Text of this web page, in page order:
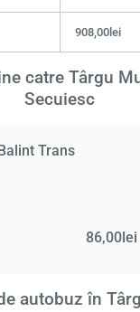
908,00lei
catre Târgu
Secuiesc
Trans
86,00lei
autobuz în